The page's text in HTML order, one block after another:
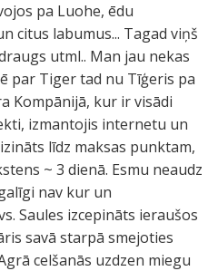
pa Luohe, ēdu
citus labumus... Tagad viņš
utml.. Man jau nekas
par Tiger tad nu Tīģeris pa
Kompānijā, kur ir visādi
izmantojis internetu un
līdz maksas punktam,
~ 3 dienā. Esmu neaudz
nav kur un
Saules izcepināts ieraušos
savā starpā smejoties
celšanās uzdzen miegu